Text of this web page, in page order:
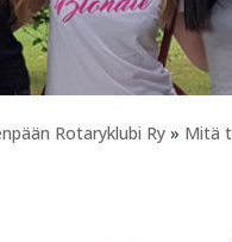
Rotaryklubi Ry » Mitä